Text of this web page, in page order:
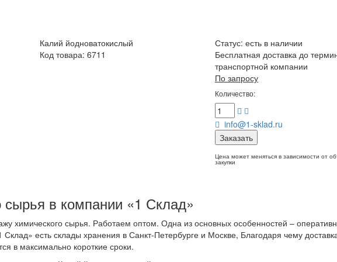
Калий йодноватокислый
Код товара: 6711
Статус: есть в наличии
Бесплатная доставка до
транспортной компании
По запросу
Количество:
info@1-sklad.ru
Заказать
Цена может меняться в зависимости от
закупки
сырья в компании «1 Склад»
химического сырья. Работаем оптом. Одна из основных особенностей –
Склад» есть склады хранения в Санкт-Петербурге и Москве, Благодаря чему
в максимально короткие сроки.